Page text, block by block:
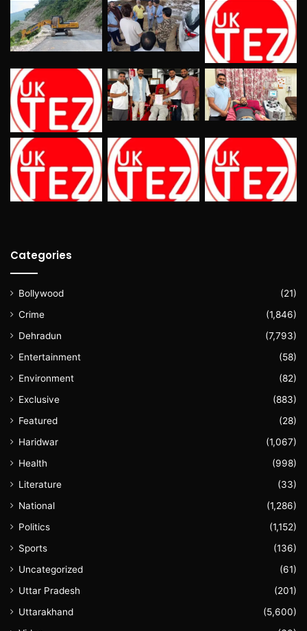
Categories
Bollywood
(21)
Crime
(1,846)
Dehradun
(7,793)
Entertainment
(58)
Environment
(82)
Exclusive
(883)
Featured
(28)
Haridwar
(1,067)
Health
(998)
Literature
(33)
National
(1,286)
Politics
(1,152)
Sports
(136)
Uncategorized
(61)
Uttar Pradesh
(201)
Uttarakhand
(5,600)